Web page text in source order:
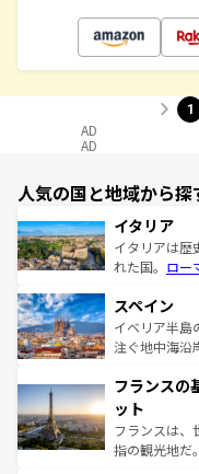
1
AD
AD
人気の国と地域から探
イタリア
イタリアは歴
れた国。 ロー
ろん、トスカ
景など、自然
ピザやパスタ
ませてくれる
なお、新着の
しい。
スペイン
イベリア半島
注ぐ地中海沿
文化が根付く
れる闘牛、そ
る。首都マド
アートに溢れ
フランスの
ット
フランスは、
指の観光地だ